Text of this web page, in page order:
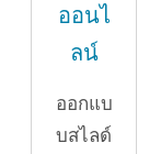
ออนไ
ลน์
ออกแบ
บสไลด์